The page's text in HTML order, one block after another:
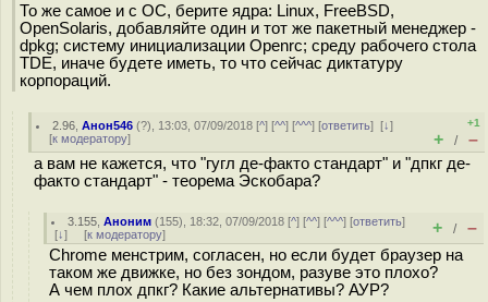
То же самое и с ОС, берите ядра: Linux, FreeBSD,
OpenSolaris, добавляйте один и тот же пакетный менеджер -
dpkg; систему инициализации Openrc; среду рабочего стола
TDE, иначе будете иметь, то что сейчас диктатуру
корпораций.
2.96 ,Анон546 (?), 13:03, 07/09/2018 [^] [^^] [^^^] [ответить][↓]
[к модератору]
+1
+ / –
а вам не кажется, что "гугл де-факто стандарт" и "дпкг де-
факто стандарт" - теорема Эскобара?
3.155 ,Аноним (155), 18:32, 07/09/2018 [^] [^^] [^^^] [ответить]
[↓] [к модератору] + / –
Chrome менстрим, согласен, но если будет браузер на
таком же движке, но без зондом, разуве это плохо?
А чем плох дпкг? Какие альтернативы? АУР?